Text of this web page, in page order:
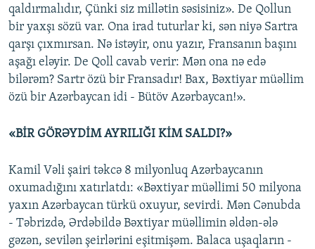
qaldırmalıdır, Çünki siz millətin səsisiniz». De Qollun
bir yaxşı sözü var. Ona irad tuturlar ki, sən niyə Sartra
qarşı çıxmırsan. Nə istəyir, onu yazır, Fransanın başını
aşağı eləyir. De Qoll cavab verir: Mən ona nə edə
bilərəm? Sartr özü bir Fransadır! Bax, Bəxtiyar müəllim
özü bir Azərbaycan idi - Bütöv Azərbaycan!».
«BİR GÖRƏYDİM AYRILIĞI KİM SALDI?»
Kamil Vəli şairi təkcə 8 milyonluq Azərbaycanın
oxumadığını xatırlatdı: «Bəxtiyar müəllimi 50 milyona
yaxın Azərbaycan türkü oxuyur, sevirdi. Mən Cənubda
- Təbrizdə, Ərdəbildə Bəxtiyar müəllimin əldən-ələ
gəzən, sevilən şeirlərini eşitmişəm. Balaca uşaqların -